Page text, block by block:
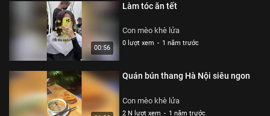
00:56
Làm tóc ăn tết
Con mèo khè lửa
0 lượt xem - 1 năm trước
Quán bún thang Hà Nội siêu ngon
Con mèo khè lửa
2 N lượt xem - 1 năm trước